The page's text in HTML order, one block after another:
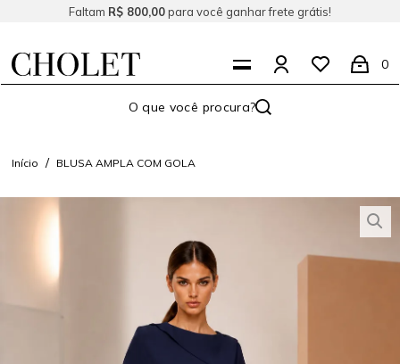
Faltam R$ 800,00para você ganhar frete grátis!
0
Início BLUSA AMPLA COM GOLA